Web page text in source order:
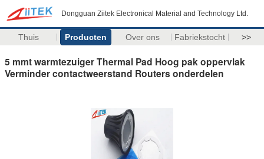
Dongguan Ziitek Electronical Material and Technology Ltd.
Thuis Producten Over ons Fabriekstocht >>
5 mmt warmtezuiger Thermal Pad Hoog pak oppervlak
Verminder contactweerstand Routers onderdelen